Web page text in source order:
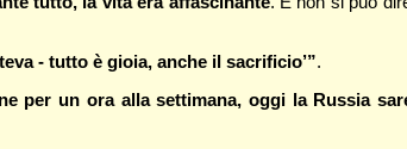
- tutto è gioia, anche il sacrificio’”.
per un ora alla settimana, oggi la Russia